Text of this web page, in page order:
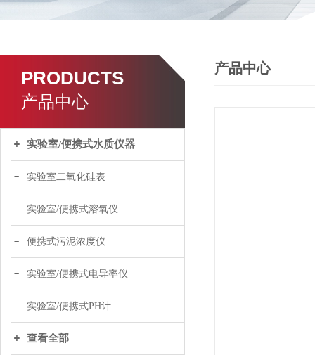
PRODUCTS
产品中心
实验室/便携式水质仪器
实验室二氧化硅表
实验室/便携式溶氧仪
便携式污泥浓度仪
实验室/便携式电导率仪
实验室/便携式PH计
查看全部
产品中心